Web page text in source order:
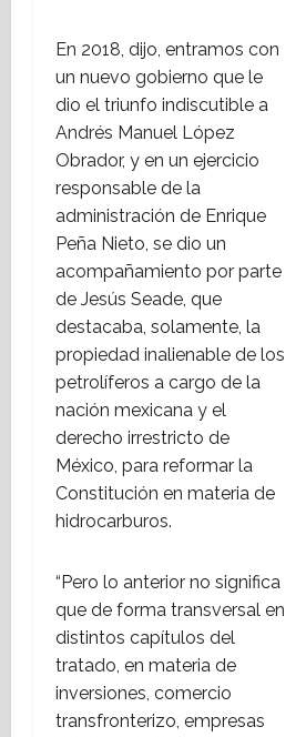
En 2018, dijo, entramos con
un nuevo gobierno que le
dio el triunfo indiscutible a
Andrés Manuel López
Obrador, y en un ejercicio
responsable de la
administración de Enrique
Peña Nieto, se dio un
acompañamiento por parte
de Jesús Seade, que
destacaba, solamente, la
propiedad inalienable de los
petrolíferos a cargo de la
nación mexicana y el
derecho irrestricto de
México, para reformar la
Constitución en materia de
hidrocarburos.
“Pero lo anterior no significa
que de forma transversal en
distintos capítulos del
tratado, en materia de
inversiones, comercio
transfronterizo, empresas